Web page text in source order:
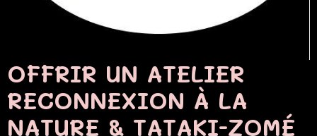
OFFRIR UN ATELIER
RECONNEXION À LA
NATURE & TATAKI-ZOMÉ